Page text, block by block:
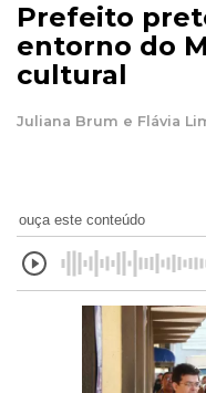
Prefeito
entorno do
cultural
Juliana Brum e Flávia
ouça este conteúdo